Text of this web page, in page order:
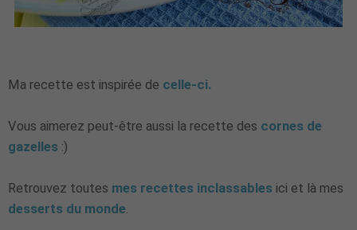
Ma recette est inspirée de celle-ci.
Vous aimerez peut-être aussi la recette des cornes de
gazelles :)
Retrouvez toutes mes recettes inclassables ici et là mes
desserts du monde